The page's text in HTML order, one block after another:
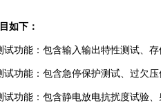
如下：
能：包含输入输出特性测试、存
能：包含急停保护测试、过欠压
能：包含静电放电抗扰度试验、